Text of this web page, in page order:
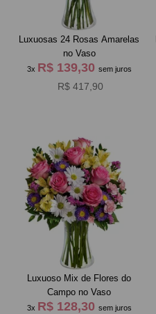
Luxuosas 24 Rosas Amarelas
no Vaso
3x R$ 139,30 sem juros
R$ 417,90
Luxuoso Mix de Flores do
Campo no Vaso
3x R$ 128,30 sem juros